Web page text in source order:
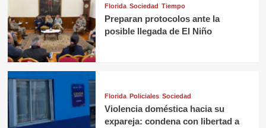
Florida Sociedad Tiempo
Preparan protocolos ante la
posible llegada de El Niño
Florida Policiales Sociedad
Violencia doméstica hacia su
expareja: condena con libertad a